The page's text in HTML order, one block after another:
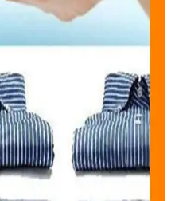
Tüy Toplama Elbisesi
ahşap saplı elbise, kullanıcı
bir temizlik aracıdır.
ve Temizleyici
İpuçları
ve temizleyicisi, kıyafet
ve yüksek performanslı bir
pratiklik sağlar.